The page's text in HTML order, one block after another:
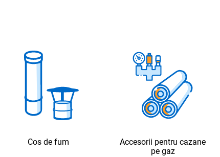
Cos de fum
Accesorii pentru cazane
pe gaz